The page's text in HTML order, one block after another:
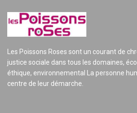
Les Poissons Roses sont un courant de
justice sociale dans tous les domaines,
éthique, environnemental La personne
centre de leur démarche.